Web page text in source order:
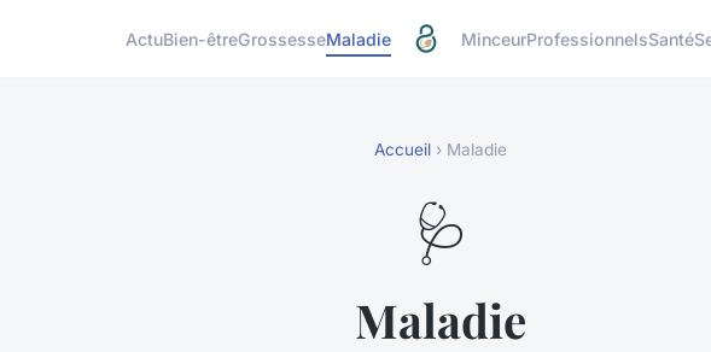
ActuBien-êtreGrossesseMaladie MinceurProfessionnelsSanté
Accueil › Maladie
🩺
Maladie